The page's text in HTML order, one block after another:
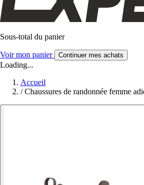
Sous-total du panier
Voir mon panier Continuer mes achats
Loading...
Accueil
/ Chaussures de randonnée femme